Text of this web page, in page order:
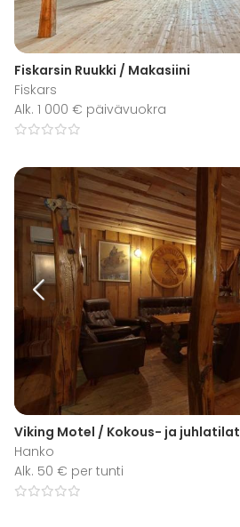
Fiskarsin Ruukki / Makasiini
Fiskars
Alk. 1 000 € päivävuokra
Viking Motel / Kokous- ja juhlatilat
Hanko
Alk. 50 € per tunti